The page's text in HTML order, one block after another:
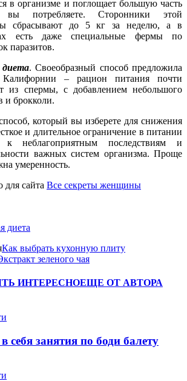
в организме и поглощает большую часть
потребляете. Сторонники этой
сбрасывают до 5 кг за неделю, а в
есть даже специальные фермы по
паразитов.
диета. Своеобразный способ предложила
Калифорнии – рацион питания почти
из спермы, с добавлением небольшого
и брокколи.
который вы изберете для снижения
и длительное ограничение в питании
неблагоприятным последствиям и
важных систем организма. Проще
умеренность.
для сайта Все секреты женщины
диета
Как выбрать кухонную плиту
зеленого чая
ИНТЕРЕСНОЕЩЕ ОТ АВТОРА
себя занятия по боди балету